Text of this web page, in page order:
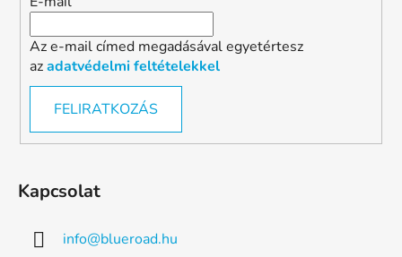
Az e-mail címed megadásával egyetértesz
azadatvédelmi feltételekkel
FELIRATKOZÁS
Kapcsolat
info@blueroad.hu